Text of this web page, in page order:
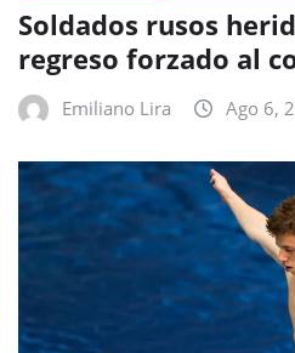
Soldados rusos
regreso forzado al
Emiliano Lira Ago 6,